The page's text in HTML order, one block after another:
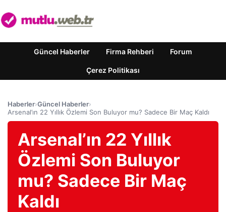
Güncel Haberler Firma Rehberi Forum
Çerez Politikası
Haberler›Güncel Haberler›
Arsenal’ın 22 Yıllık Özlemi Son Buluyor mu? Sadece Bir Maç Kaldı
Arsenal’ın 22 Yıllık
Özlemi Son Buluyor
mu? Sadece Bir Maç
Kaldı